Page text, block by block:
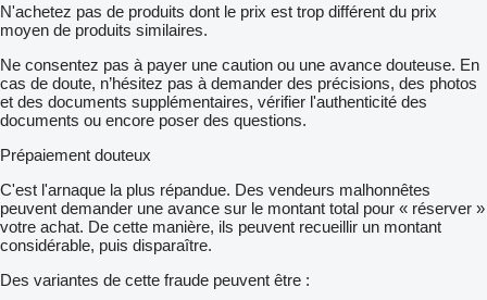
N'achetez pas de produits dont le prix est trop différent du prix
moyen de produits similaires.
Ne consentez pas à payer une caution ou une avance douteuse. En
cas de doute, n’hésitez pas à demander des précisions, des photos
et des documents supplémentaires, vérifier l'authenticité des
documents ou encore poser des questions.
Prépaiement douteux
C'est l'arnaque la plus répandue. Des vendeurs malhonnêtes
peuvent demander une avance sur le montant total pour « réserver »
votre achat. De cette manière, ils peuvent recueillir un montant
considérable, puis disparaître.
Des variantes de cette fraude peuvent être :